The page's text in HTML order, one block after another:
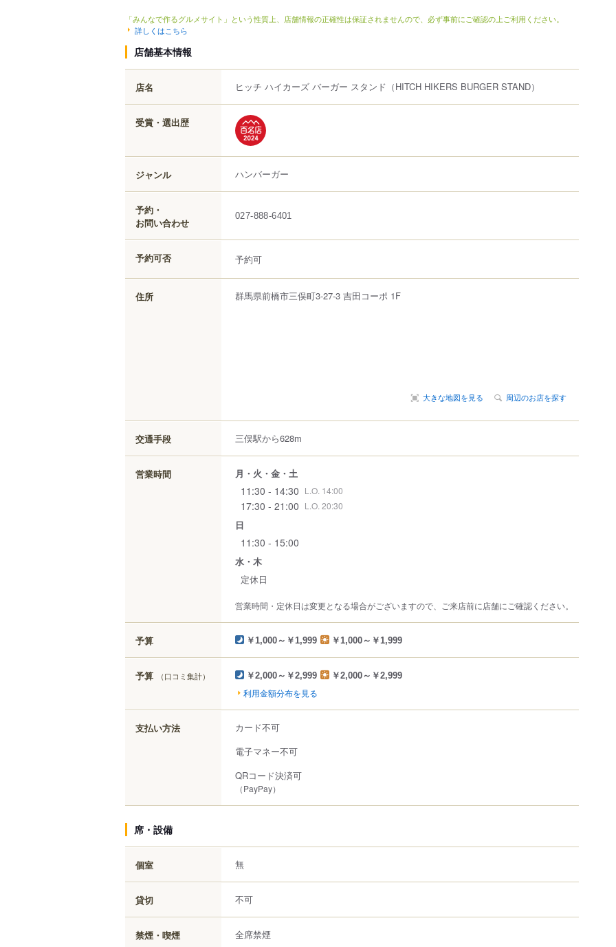
「みんなで作るグルメサイト」という性質上、店舗情報の正確性は保証されませんので、必ず事前にご確認の上ご利用ください。
詳しくはこちら
店舗基本情報
店名 ヒッチ ハイカーズ バーガー スタンド （HITCH HIKERS BURGER STAND）
受賞・選出歴
ジャンル ハンバーガー
予約・
お問い合わせ
027-888-6401
予約可否 予約可
住所 群馬県前橋市三俣町3-27-3 吉田コーポ 1F
大きな地図を見る 周辺のお店を探す
交通手段 三俣駅から628m
営業時間 月・火・金・土
11:30 - 14:30 L.O. 14:00
17:30 - 21:00 L.O. 20:30
日
11:30 - 15:00
水・木
定休日
営業時間・定休日は変更となる場合がございますので、ご来店前に店舗にご確認ください。
予算 ￥1,000～￥1,999 ￥1,000～￥1,999
予算 （口コミ集計） ￥2,000～￥2,999 ￥2,000～￥2,999
利用金額分布を見る
支払い方法
カード不可
電子マネー不可
QRコード決済可
（PayPay）
席・設備
個室 無
貸切 不可
禁煙・喫煙 全席禁煙